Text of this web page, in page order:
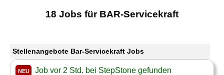
18 Jobs für BAR-Servicekraft
Stellenangebote Bar-Servicekraft Jobs
NEU Job vor 2 Std. bei StepStone gefunden